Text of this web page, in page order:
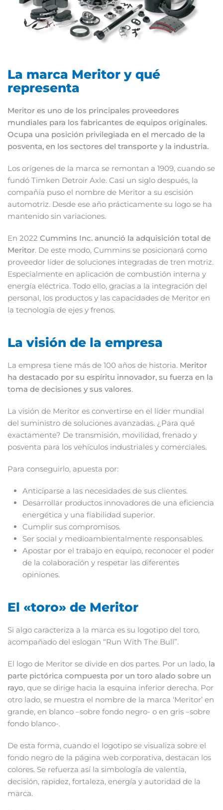
La marca Meritor y qué
representa
Meritor es uno de los principales proveedores
mundiales para los fabricantes de equipos originales.
Ocupa una posición privilegiada en el mercado de la
posventa, en los sectores del transporte y la industria.
Los orígenes de la marca se remontan a 1909, cuando se
fundó Timken Detroir Axle. Casi un siglo después, la
compañía puso el nombre de Meritor a su escisión
automotriz. Desde ese año prácticamente su logo se ha
mantenido sin variaciones.
En 2022 Cummins Inc. anunció la adquisición total de
Meritor. De este modo, Cummins se posicionará como
proveedor líder de soluciones integradas de tren motriz.
Especialmente en aplicación de combustión interna y
energía eléctrica. Todo ello, gracias a la integración del
personal, los productos y las capacidades de Meritor en
la tecnología de ejes y frenos.
La visión de la empresa
La empresa tiene más de 100 años de historia. Meritor
ha destacado por su espíritu innovador, su fuerza en la
toma de decisiones y sus valores.
La visión de Meritor es convertirse en el líder mundial
del suministro de soluciones avanzadas. ¿Para qué
exactamente? De transmisión, movilidad, frenado y
posventa para los vehículos industriales y comerciales.
Para conseguirlo, apuesta por:
Anticiparse a las necesidades de sus clientes.
Desarrollar productos innovadores de una eficiencia
energética y una fiabilidad superior.
Cumplir sus compromisos.
Ser social y medioambientalmente responsables.
Apostar por el trabajo en equipo, reconocer el poder
de la colaboración y respetar las diferentes
opiniones.
El «toro» de Meritor
Si algo caracteriza a la marca es su logotipo del toro,
acompañado del eslogan “Run With The Bull”.
El logo de Meritor se divide en dos partes. Por un lado, la
parte pictórica compuesta por un toro alado sobre un
rayo, que se dirige hacia la esquina inferior derecha. Por
otro lado, se muestra el nombre de la marca ‘Meritor’ en
grande, en blanco –sobre fondo negro- o en gris –sobre
fondo blanco-.
De esta forma, cuando el logotipo se visualiza sobre el
fondo negro de la página web corporativa, destacan los
colores. Se refuerza así la simbología de valentía,
decisión, rapidez, fortaleza, energía y autoridad de la
marca.